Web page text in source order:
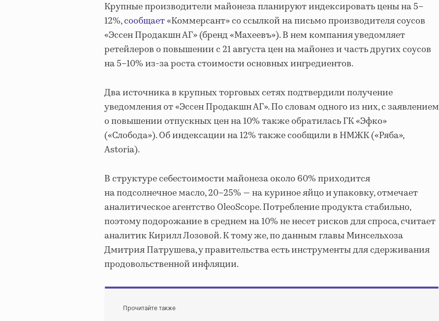
Крупные производители майонеза планируют индексировать цены на 5–
12%,сообщает«Коммерсант» со ссылкой на письмо производителя соусов
«Эссен Продакшн АГ» (бренд «Махеевъ»). В нем компания уведомляет
ретейлеров о повышении с 21 августа цен на майонез и часть других соусов
на 5–10% из-за роста стоимости основных ингредиентов.
Два источника в крупных торговых сетях подтвердили получение
уведомления от «Эссен Продакшн АГ». По словам одного из них, с заявлением
о повышении отпускных цен на 10% также обратилась ГК «Эфко»
(«Слобода»). Об индексации на 12% также сообщили в НМЖК («Ряба»,
Astoria).
В структуре себестоимости майонеза около 60% приходится
на подсолнечное масло, 20–25% — на куриное яйцо и упаковку, отмечает
аналитическое агентство OleoScope. Потребление продукта стабильно,
поэтому подорожание в среднем на 10% не несет рисков для спроса, считает
аналитик Кирилл Лозовой. К тому же, по данным главы Минсельхоза
Дмитрия Патрушева, у правительства есть инструменты для сдерживания
продовольственной инфляции.
Прочитайте также